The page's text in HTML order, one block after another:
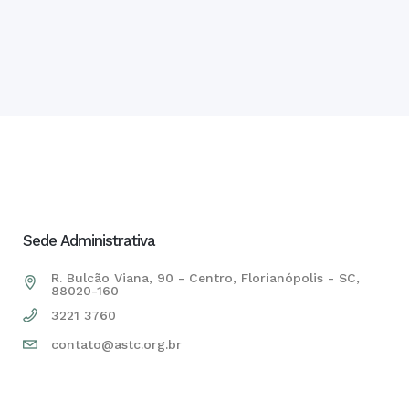
Sede Administrativa
R. Bulcão Viana, 90 - Centro, Florianópolis - SC,
88020-160
3221 3760
contato@astc.org.br